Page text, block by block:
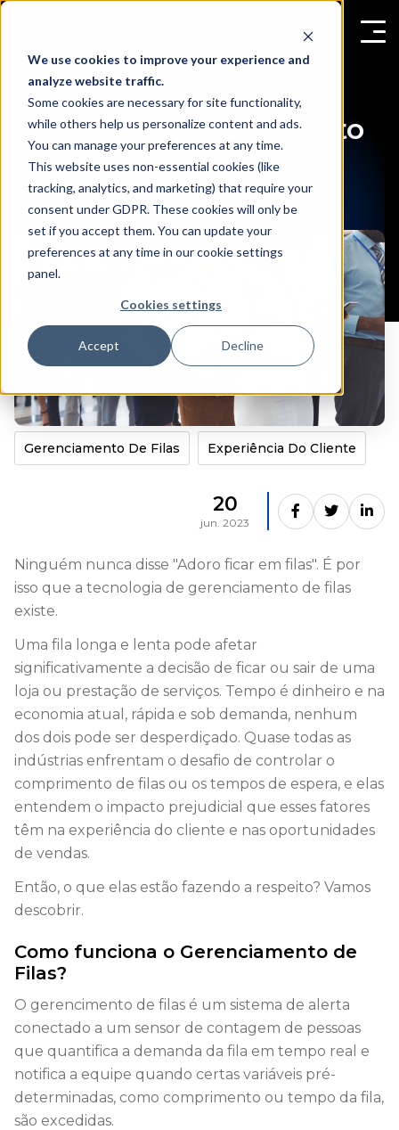
We use cookies to improve your experience and
analyze website traffic.
Some cookies are necessary for site functionality,
while others help us personalize content and ads.
You can manage your preferences at any time.
This website uses non-essential cookies (like
tracking, analytics, and marketing) that require your
consent under GDPR. These cookies will only be
set if you accept them. You can update your
preferences at any time in our cookie settings
panel.
Cookies settings
Accept Decline
O que é Gerenciamento
de Filas?
Gerenciamento De Filas Experiência Do Cliente
20
jun. 2023
Ninguém nunca disse "Adoro ficar em filas". É por
isso que a tecnologia de gerenciamento de filas
existe.
Uma fila longa e lenta pode afetar
significativamente a decisão de ficar ou sair de uma
loja ou prestação de serviços. Tempo é dinheiro e na
economia atual, rápida e sob demanda, nenhum
dos dois pode ser desperdiçado. Quase todas as
indústrias enfrentam o desafio de controlar o
comprimento de filas ou os tempos de espera, e elas
entendem o impacto prejudicial que esses fatores
têm na experiência do cliente e nas oportunidades
de vendas.
Então, o que elas estão fazendo a respeito? Vamos
descobrir.
Como funciona o Gerenciamento de
Filas?
O gerencimento de filas é um sistema de alerta
conectado a um sensor de contagem de pessoas
que quantifica a demanda da fila em tempo real e
notifica a equipe quando certas variáveis pré-
determinadas, como comprimento ou tempo da fila,
são excedidas.